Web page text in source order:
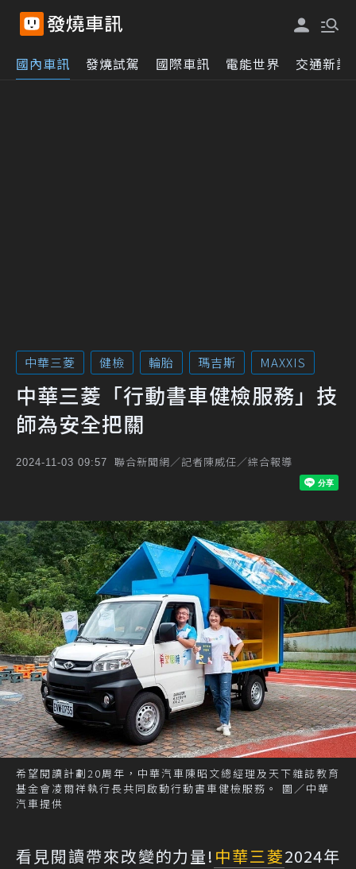
國內車訊 發燒試駕 國際車訊 電能世界 交通新訊
中華三菱 健檢 輪胎 瑪吉斯 MAXXIS
中華三菱「行動書車健檢服務」技
師為安全把關
2024-11-03 09:57 聯合新聞網／記者陳威任／綜合報導
希望閱讀計劃20周年，中華汽車陳昭文總經理及天下雜誌教育
基金會凌爾祥執行長共同啟動行動書車健檢服務。 圖／中華
汽車提供
看見閱讀帶來改變的力量! 中華三菱2024年